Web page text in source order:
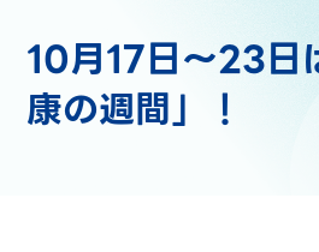
10月17日～23日
康の週間」！